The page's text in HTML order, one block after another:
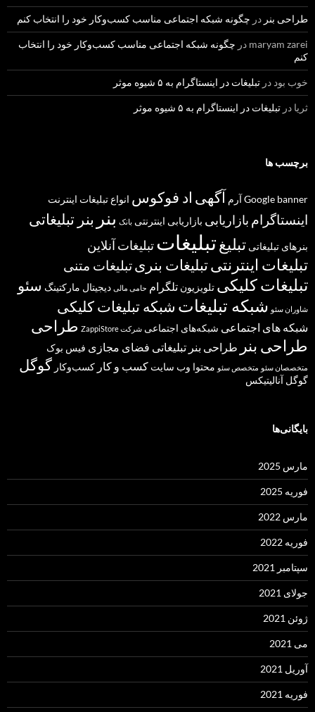
طراحی بنر در چگونه شبکه اجتماعی مناسب کسب‌وکار خود را انتخاب کنم
maryam zarei در چگونه شبکه اجتماعی مناسب کسب‌وکار خود را انتخاب
کنم
خوب بود در تبلیغات در اینستاگرام به ۵ شیوه موثر
ثریا در تبلیغات در اینستاگرام به ۵ شیوه موثر
برچسب ها
banner
Googleآرم آگهی اد فوکوس انواع تبلیغات اینترنت
اینستاگرام بازاریابی بازاریابی اینترنتی بانک بنر بنر تبلیغاتی
بنرهای تبلیغاتی تبلیغتبلیغاتتبلیغات آنلاین
تبلیغات اینترنتیتبلیغات بنریتبلیغات متنی
تبلیغات کلیکی تلویزیون تلگرام حامی مالی دیجیتال مارکتینگ سئو
شاوران سئو شبکه تبلیغات شبکه تبلیغات کلیکی
شبکه های اجتماعی شبکه‌های اجتماعی شرکت ZappiStore
طراحی
طراحی بنر طراحی بنر تبلیغاتی فضای مجازی فیس بوک
متخصصان سئو متخصص سئو محتوا وب سایت کسب و کار کسب‌وکار گوگل
گوگل آنالیتیکس
بایگانی‌ها
مارس 2025
فوریه 2025
مارس 2022
فوریه 2022
سپتامبر 2021
جولای 2021
ژوئن 2021
می 2021
آوریل 2021
فوریه 2021